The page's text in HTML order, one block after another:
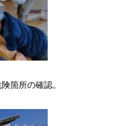
箇所の確認。